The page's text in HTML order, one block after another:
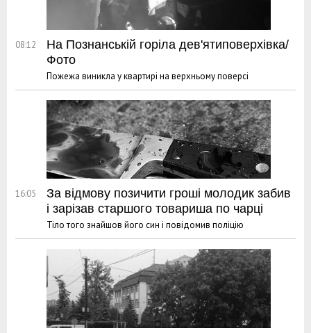
08:12
На Познанській горіла дев'ятиповерхівка/
Фото
Пожежа виникла у квартирі на верхньому поверсі
16:05
За відмову позичити гроші молодик забив
і зарізав старшого товариша по чарці
Тіло того знайшов його син і повідомив поліцію